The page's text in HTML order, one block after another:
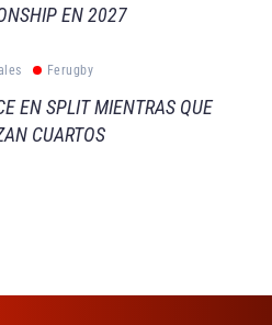
EN 2027
Ferugby
EN SPLIT MIENTRAS QUE
CUARTOS